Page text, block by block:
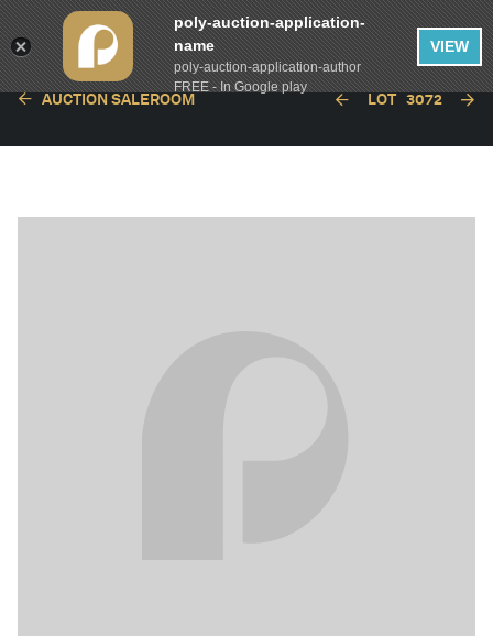
AUCTION SALEROOM LOT 3072
poly-auction-application-
name
poly-auction-application-author
FREE - In Google play
VIEW